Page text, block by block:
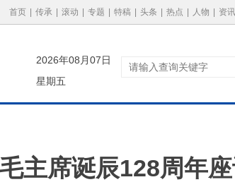
首页 传承 滚动 专题 特稿 头条 热点 人物 资讯
2026年08月07日
星期五
主席诞辰128周年